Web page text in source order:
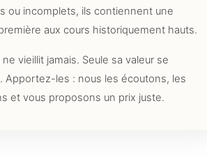
ou incomplets, ils contiennent une
aux cours historiquement hauts.
vieillit jamais. Seule sa valeur se
Apportez-les : nous les écoutons, les
et vous proposons un prix juste.